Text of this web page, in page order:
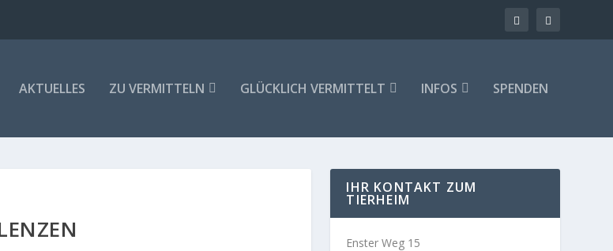
AKTUELLES ZU VERMITTELN GLÜCKLICH VERMITTELT INFOS SPENDEN
IHR KONTAKT ZUM
TIERHEIM
Enster Weg 15